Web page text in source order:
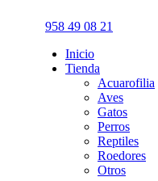
958 49 08 21
Inicio
Tienda
Acuarofilia
Aves
Gatos
Perros
Reptiles
Roedores
Otros